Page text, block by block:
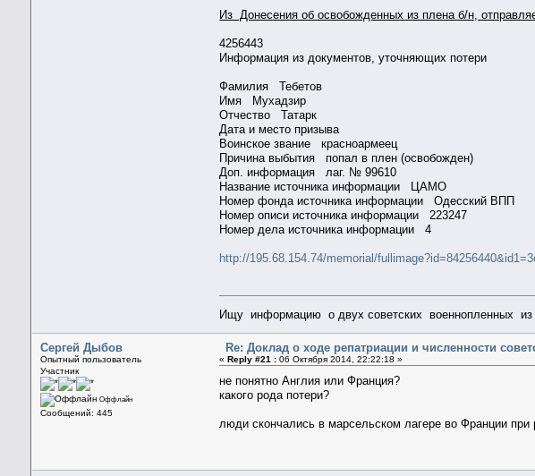
Из Донесения об освобожденных из плена б/н,
4256443
Информация из документов, уточняющих потери
Фамилия Тебетов
Имя Мухадзир
Отчество Татарк
Дата и место призыва
Воинское звание красноармеец
Причина выбытия попал в плен (освобожден)
Доп. информация лаг. № 99610
Название источника информации ЦАМО
Номер фонда источника информации Одесский ВПП
Номер описи источника информации 223247
Номер дела источника информации 4
http://195.68.154.74/memorial/
Ищу информацию о двух советских военнопленных
Сергей Дыбов
Опытный пользователь
Участник
Оффлайн
Сообщений: 445
Re: Доклад о ходе репатриации и численности
«Reply #21 : 06 Октября 2014, 22:22:18 »
не понятно Англия или Франция?
какого рода потери?
люди скончались в марсельском лагере во Франции при